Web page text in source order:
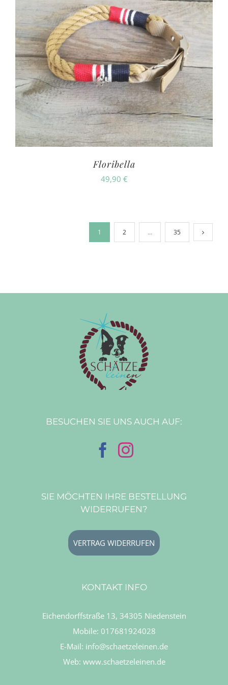
Floribella
49,90 €
1 2 … 35
BESUCHEN SIE UNS AUCH AUF:
SIE MÖCHTEN IHRE BESTELLUNG
WIDERRUFEN?
VERTRAG WIDERRUFEN
KONTAKT INFO
Eichendorffstraße 13, 34305 Niedenstein
Mobile: 017681924028
E-Mail: info@schaetzeleinen.de
Web: www.schaetzeleinen.de